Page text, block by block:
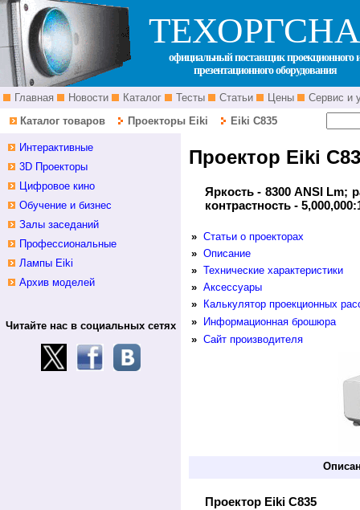
официальный поставщик проекционного
презентационного оборудования
Главная Новости Каталог Тесты Статьи Цены
Сервис и
Каталог товаров
Проекторы Eiki Eiki C835
Проектор Eiki
Яркость - 8300 ANSI Lm;
контрастность -
» Статьи о проекторах
» Описание
» Технические характеристики
» Аксессуары
»
Калькулятор проекционных
»
Информационная брошюра
» Сайт производителя
Проектор Eiki C835
Интерактивные
3D Проекторы
Цифровое кино
Обучение и бизнес
Залы заседаний
Профессиональные
Лампы Eiki
Архив моделей
Читайте нас в социальных сетях